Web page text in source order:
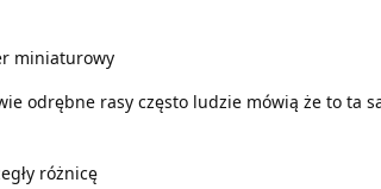
miniaturowy
odrębne rasy często ludzie mówią że to ta
różnicę